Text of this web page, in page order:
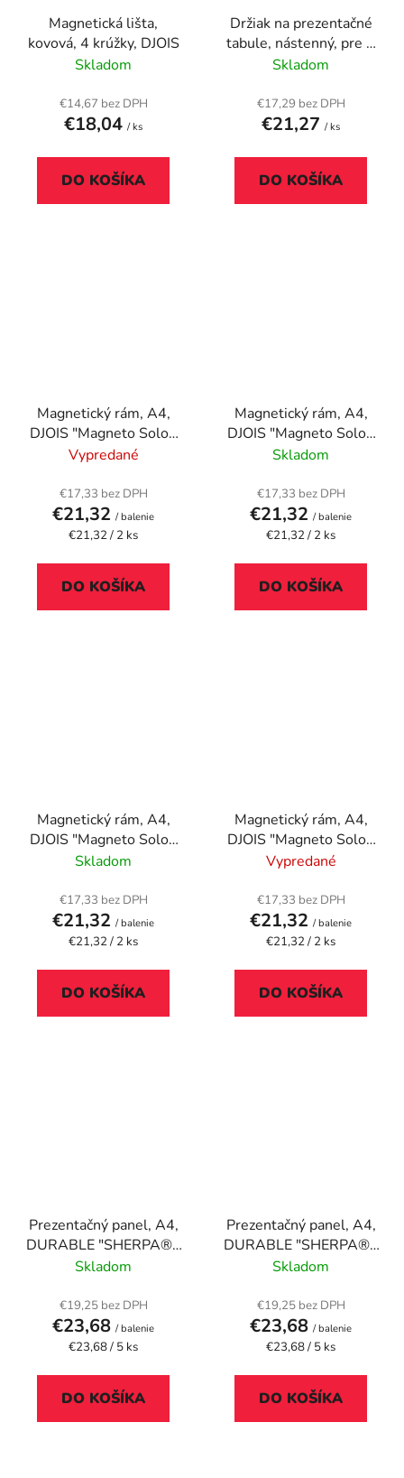
Magnetická lišta,
kovová, 4 krúžky, DJOIS
Skladom
€14,67 bez DPH
€18,04 / ks
DO KOŠÍKA
Držiak na prezentačné
tabule, nástenný, pre 5
ks prezentačných tabúľ,
sivá
Skladom
€17,29 bez DPH
€21,27 / ks
DO KOŠÍKA
Magnetický rám, A4,
DJOIS "Magneto Solo",
červená
Vypredané
€17,33 bez DPH
€21,32 / balenie
Jednotková
€21,32 / 2 ks
DO KOŠÍKA
Magnetický rám, A4,
DJOIS "Magneto Solo",
čierna
Skladom
€17,33 bez DPH
€21,32 / balenie
Jednotková
€21,32 / 2 ks
DO KOŠÍKA
Magnetický rám, A4,
DJOIS "Magneto Solo",
modrá
Skladom
€17,33 bez DPH
€21,32 / balenie
Jednotková
€21,32 / 2 ks
DO KOŠÍKA
Magnetický rám, A4,
DJOIS "Magneto Solo",
strieborná
Vypredané
€17,33 bez DPH
€21,32 / balenie
Jednotková
€21,32 / 2 ks
DO KOŠÍKA
Prezentačný panel, A4,
DURABLE "SHERPA®",
červená
Skladom
€19,25 bez DPH
€23,68 / balenie
Jednotková
€23,68 / 5 ks
DO KOŠÍKA
Prezentačný panel, A4,
DURABLE "SHERPA®",
čierna
Skladom
€19,25 bez DPH
€23,68 / balenie
Jednotková
€23,68 / 5 ks
DO KOŠÍKA